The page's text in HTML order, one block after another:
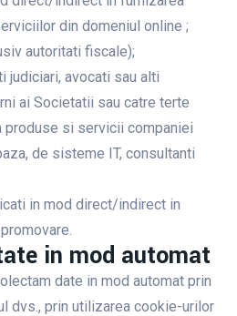
din domeniul online ;
autoritati fiscale);
judiciari, avocati sau alti
ai Societatii sau catre terte
produse si servicii companiei
de sisteme IT, consultanti
in mod direct/indirect in
in mod automat
date in mod automat prin
dvs., prin utilizarea cookie-urilor